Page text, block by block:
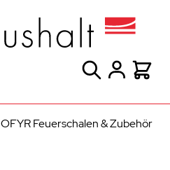
Suche
OFYR Feuerschalen & Zubehör